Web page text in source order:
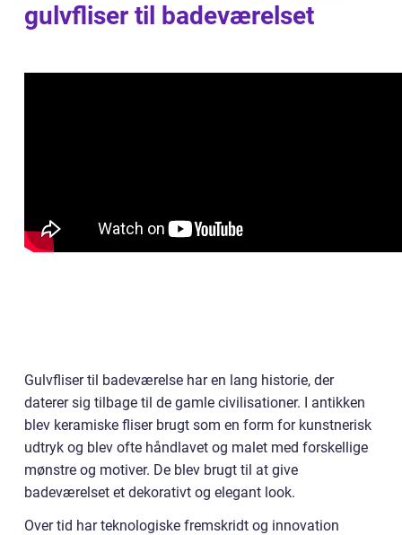
gulvfliser til badeværelset
Gulvfliser til badeværelse har en lang historie, der
daterer sig tilbage til de gamle civilisationer. I antikken
blev keramiske fliser brugt som en form for kunstnerisk
udtryk og blev ofte håndlavet og malet med forskellige
mønstre og motiver. De blev brugt til at give
badeværelset et dekorativt og elegant look.
Over tid har teknologiske fremskridt og innovation